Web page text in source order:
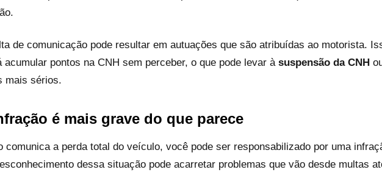
de comunicação pode resultar em autuações que são atribuídas ao motorista.
pontos na CNH sem perceber, o que pode levar à suspensão da CNH
mais sérios.
é mais grave do que parece
comunica a perda total do veículo, você pode ser responsabilizado por uma
dessa situação pode acarretar problemas que vão desde multas